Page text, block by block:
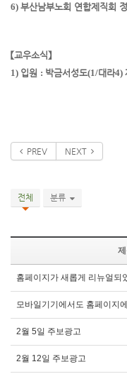
6) 부산남부노회 연합제직회
【교우소식】
1) 입원 : 박금서 성도(1/대라4)
PREV NEXT
전체 분류
홈페이지가 새롭게 리뉴얼되
모바일기기에서도 홈페이지
2월 5일 주보광고
2월 12일 주보광고